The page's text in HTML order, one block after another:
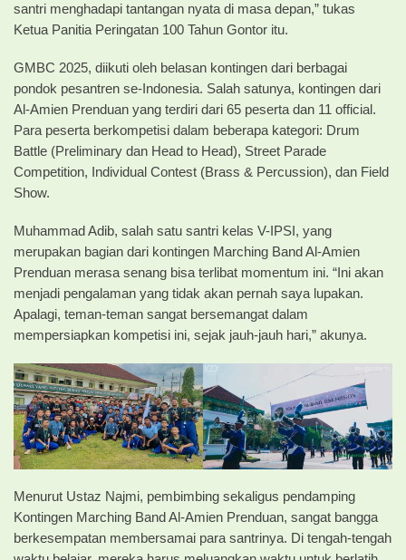
santri menghadapi tantangan nyata di masa depan,” tukas
Ketua Panitia Peringatan 100 Tahun Gontor itu.
GMBC 2025, diikuti oleh belasan kontingen dari berbagai
pondok pesantren se-Indonesia. Salah satunya, kontingen dari
Al-Amien Prenduan yang terdiri dari 65 peserta dan 11 official.
Para peserta berkompetisi dalam beberapa kategori: Drum
Battle (Preliminary dan Head to Head), Street Parade
Competition, Individual Contest (Brass & Percussion), dan Field
Show.
Muhammad Adib, salah satu santri kelas V-IPSI, yang
merupakan bagian dari kontingen Marching Band Al-Amien
Prenduan merasa senang bisa terlibat momentum ini. “Ini akan
menjadi pengalaman yang tidak akan pernah saya lupakan.
Apalagi, teman-teman sangat bersemangat dalam
mempersiapkan kompetisi ini, sejak jauh-jauh hari,” akunya.
Menurut Ustaz Najmi, pembimbing sekaligus pendamping
Kontingen Marching Band Al-Amien Prenduan, sangat bangga
berkesempatan membersamai para santrinya. Di tengah-tengah